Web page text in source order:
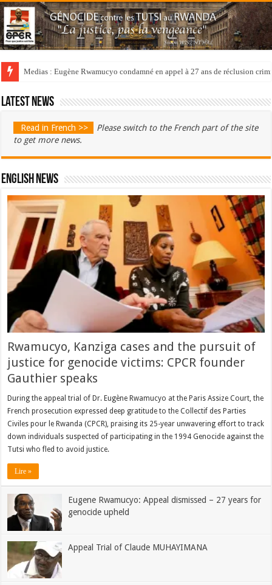
Medias : Eugène Rwamucyo condamné en appel à 27 ans de réclusion
Latest news
Read in French >>
Please switch to the French part of the site
to get more news.
English News
Rwamucyo, Kanziga cases and the pursuit of
justice for genocide victims: CPCR founder
Gauthier speaks
During the appeal trial of Dr. Eugène Rwamucyo at the Paris Assize Court, the
French prosecution expressed deep gratitude to the Collectif des Parties
Civiles pour le Rwanda (CPCR), praising its 25-year unwavering effort to track
down individuals suspected of participating in the 1994 Genocide against the
Tutsi who fled to avoid justice.
Lire »
Eugene Rwamucyo: Appeal dismissed – 27 years for
genocide upheld
Appeal Trial of Claude MUHAYIMANA